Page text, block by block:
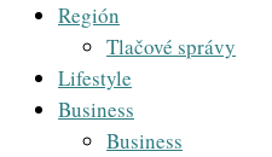
Región
Tlačové správy
Lifestyle
Business
Business